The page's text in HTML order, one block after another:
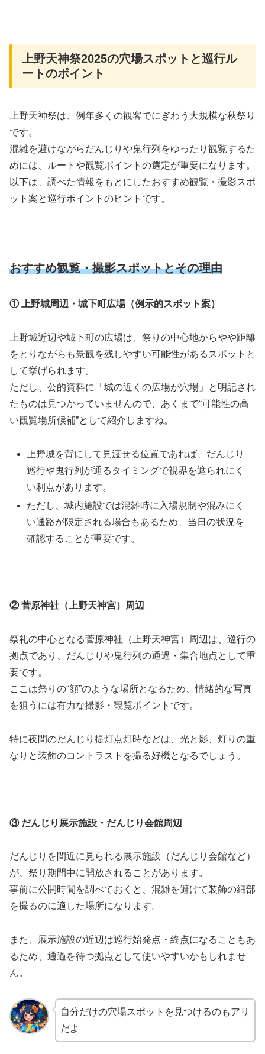
上野天神祭2025の穴場スポットと巡行ル
ートのポイント
上野天神祭は、例年多くの観客でにぎわう大規模な秋祭り
です。
混雑を避けながらだんじりや鬼行列をゆったり観覧するた
めには、ルートや観覧ポイントの選定が重要になります。
以下は、調べた情報をもとにしたおすすめ観覧・撮影スポ
ット案と巡行ポイントのヒントです。
おすすめ観覧・撮影スポットとその理由
① 上野城周辺・城下町広場（例示的スポット案）
上野城近辺や城下町の広場は、祭りの中心地からやや距離
をとりながらも景観を残しやすい可能性があるスポットと
して挙げられます。
ただし、公的資料に「城の近くの広場が穴場」と明記され
たものは見つかっていませんので、あくまで“可能性の高
い観覧場所候補”として紹介しますね。
上野城を背にして見渡せる位置であれば、だんじり
巡行や鬼行列が通るタイミングで視界を遮られにく
い利点があります。
ただし、城内施設では混雑時に入場規制や混みにく
い通路が限定される場合もあるため、当日の状況を
確認することが重要です。
② 菅原神社（上野天神宮）周辺
祭礼の中心となる菅原神社（上野天神宮）周辺は、巡行の
拠点であり、だんじりや鬼行列の通過・集合地点として重
要です。
ここは祭りの“顔”のような場所となるため、情緒的な写真
を狙うには有力な撮影・観覧ポイントです。
特に夜間のだんじり提灯点灯時などは、光と影、灯りの重
なりと装飾のコントラストを撮る好機となるでしょう。
③ だんじり展示施設・だんじり会館周辺
だんじりを間近に見られる展示施設（だんじり会館など）
が、祭り期間中に開放されることがあります。
事前に公開時間を調べておくと、混雑を避けて装飾の細部
を撮るのに適した場所になります。
また、展示施設の近辺は巡行始発点・終点になることもあ
るため、通過を待つ拠点として使いやすいかもしれませ
ん。
自分だけの穴場スポットを見つけるのもアリ
だよ